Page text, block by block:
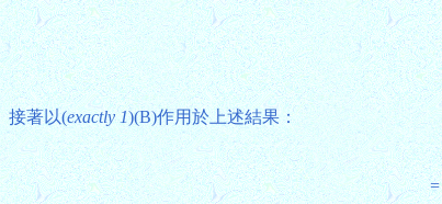
接著以(exactly 1)(B)作用於上述結果：
=